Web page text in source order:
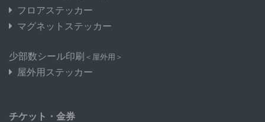
フロアステッカー
マグネットステッカー
少部数シール印刷 ＜屋外用＞
屋外用ステッカー
チケット・金券